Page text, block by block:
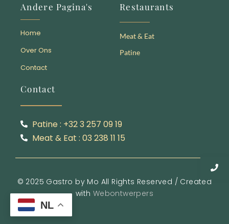
Andere Pagina's
Home
Over Ons
Contact
Restaurants
Meat & Eat
Patine
Contact
Patine : +32 3 257 09 19
Meat & Eat : 03 238 11 15
© 2025 Gastro by Mo All Rights Reserved / Created
with Webontwerpers
NL